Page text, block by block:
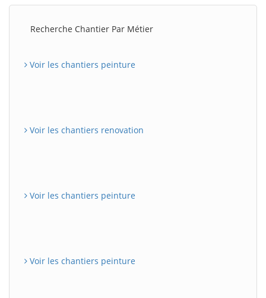
Recherche Chantier Par Métier
Voir les chantiers peinture
Voir les chantiers renovation
Voir les chantiers peinture
Voir les chantiers peinture